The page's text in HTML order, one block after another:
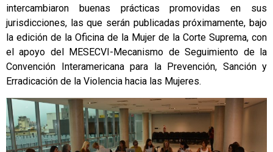
intercambiaron buenas prácticas promovidas en sus
jurisdicciones, las que serán publicadas próximamente, bajo
la edición de la Oficina de la Mujer de la Corte Suprema, con
el apoyo del MESECVI-Mecanismo de Seguimiento de la
Convención Interamericana para la Prevención, Sanción y
Erradicación de la Violencia hacia las Mujeres.